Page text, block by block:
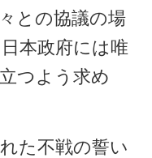
との協議の場
本政府には唯
つよう求め
た不戦の誓い